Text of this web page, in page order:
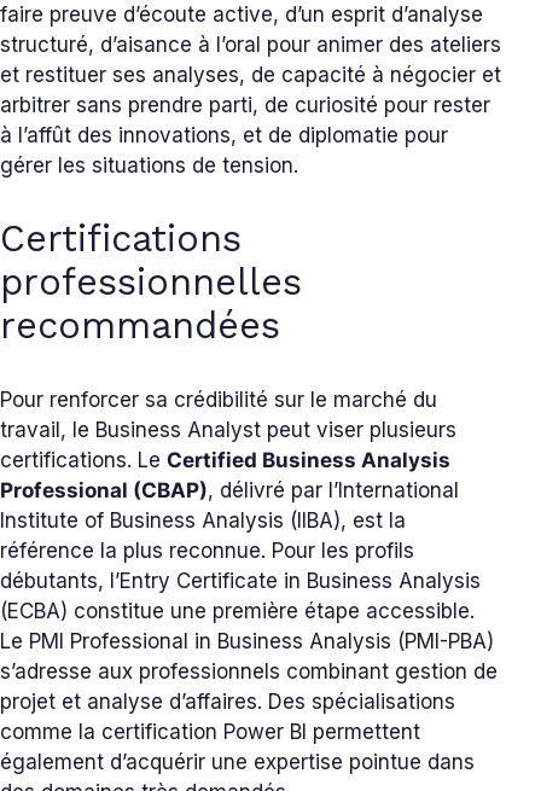
faire preuve d’écoute active, d’un esprit d’analyse
structuré, d’aisance à l’oral pour animer des ateliers
et restituer ses analyses, de capacité à négocier et
arbitrer sans prendre parti, de curiosité pour rester
à l’affût des innovations, et de diplomatie pour
gérer les situations de tension.
Certifications
professionnelles
recommandées
Pour renforcer sa crédibilité sur le marché du
travail, le Business Analyst peut viser plusieurs
certifications. Le Certified Business Analysis
Professional (CBAP), délivré par l’International
Institute of Business Analysis (IIBA), est la
référence la plus reconnue. Pour les profils
débutants, l’Entry Certificate in Business Analysis
(ECBA) constitue une première étape accessible.
Le PMI Professional in Business Analysis (PMI-PBA)
s’adresse aux professionnels combinant gestion de
projet et analyse d’affaires. Des spécialisations
comme la certification Power BI permettent
également d’acquérir une expertise pointue dans